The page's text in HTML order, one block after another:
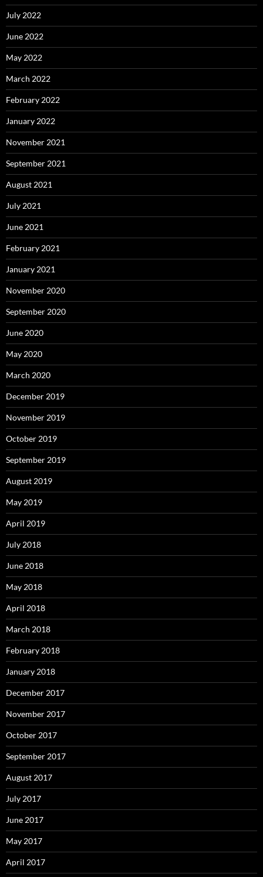
July 2022
June 2022
May 2022
March 2022
February 2022
January 2022
November 2021
September 2021
August 2021
July 2021
June 2021
February 2021
January 2021
November 2020
September 2020
June 2020
May 2020
March 2020
December 2019
November 2019
October 2019
September 2019
August 2019
May 2019
April 2019
July 2018
June 2018
May 2018
April 2018
March 2018
February 2018
January 2018
December 2017
November 2017
October 2017
September 2017
August 2017
July 2017
June 2017
May 2017
April 2017